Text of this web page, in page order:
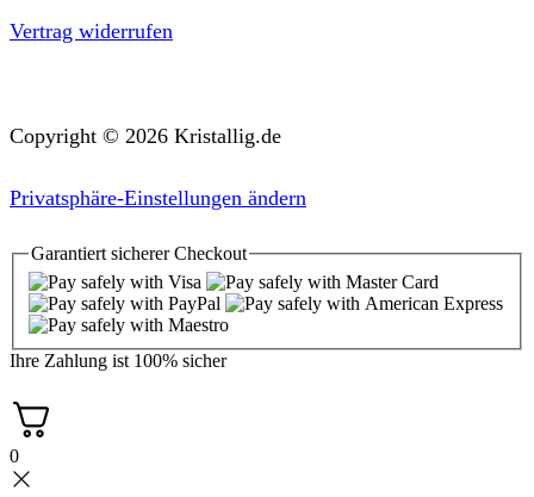
Vertrag widerrufen
Copyright © 2026 Kristallig.de
Privatsphäre-Einstellungen ändern
Garantiert sichererCheckout
Ihre Zahlung ist 100% sicher
0